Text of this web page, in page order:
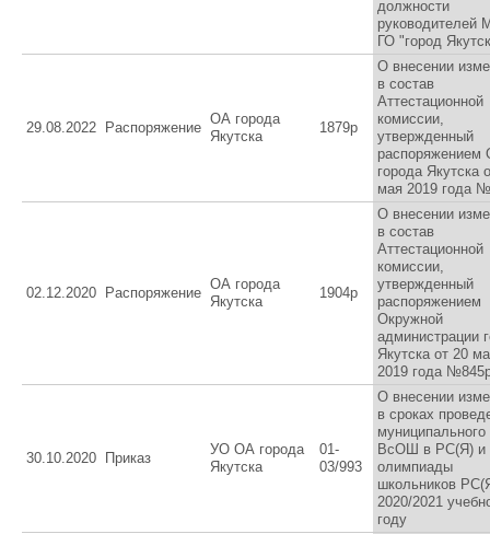
должности
руководителей
ГО "город Якутск
29.08.2022 Распоряжение
ОА города
Якутска
1879р
О внесении
в состав
Аттестационной
комиссии,
утвержденный
распоряжением
города Якутска
мая 2019 года
02.12.2020 Распоряжение
ОА города
Якутска
1904р
О внесении
в состав
Аттестационной
комиссии,
утвержденный
распоряжением
Окружной
администрации
Якутска от 20
2019 года
30.10.2020 Приказ
УО ОА города
Якутска
01-
03/993
О внесении
в сроках
муниципального
ВсОШ в РС(Я) и
олимпиады
школьников
2020/2021
году